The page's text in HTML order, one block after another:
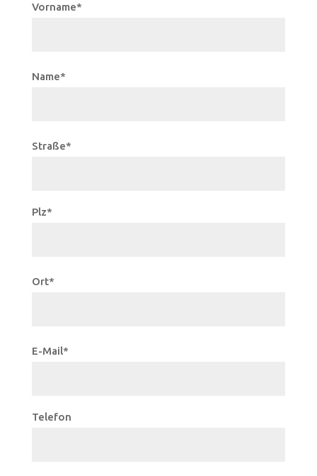
Vorname*
Name*
Straße*
Plz*
Ort*
E-Mail*
Telefon